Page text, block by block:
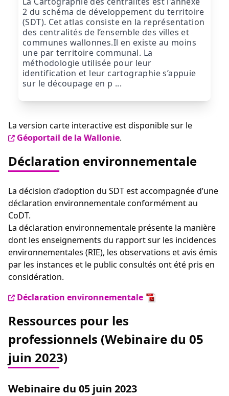
2 du schéma de développement du territoire
(SDT). Cet atlas consiste en la représentation
des centralités de l’ensemble des villes et
communes wallonnes.Il en existe au moins
une par territoire communal. La
méthodologie utilisée pour leur
identification et leur cartographie s’appuie
sur le découpage en p ...
La version carte interactive est disponible sur le
Géoportail de la Wallonie.
Déclaration environnementale
La décision d’adoption du SDT est accompagnée d’une
déclaration environnementale conformément au
CoDT.
La déclaration environnementale présente la manière
dont les enseignements du rapport sur les incidences
environnementales (RIE), les observations et avis émis
par les instances et le public consultés ont été pris en
considération.
Déclaration environnementale
Ressources pour les
professionnels (Webinaire du 05
juin 2023)
Webinaire du 05 juin 2023